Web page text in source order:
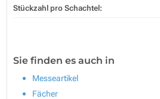
Stückzahl pro Schachtel:
Sie finden es auch in
Messeartikel
Fächer